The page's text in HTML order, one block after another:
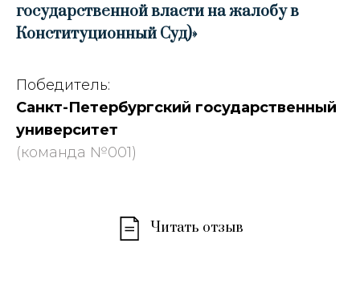
государственной власти на жалобу в
Конституционный Суд)»
Победитель:
Санкт-Петербургский государственный
университет
(команда №001)
Читать отзыв